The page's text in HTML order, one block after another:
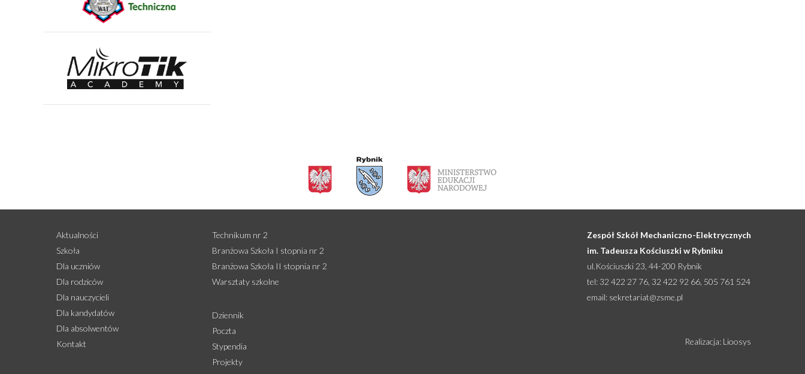
Aktualności
Szkoła
Dla uczniów
Dla rodziców
Dla nauczycieli
Dla kandydatów
Dla absolwentów
Kontakt
Technikum nr 2
Branżowa Szkoła I stopnia nr 2
Branżowa Szkoła II stopnia nr 2
Warsztaty szkolne
Dziennik
Poczta
Stypendia
Projekty
Zespół Szkół Mechaniczno-Elektrycznych
im. Tadeusza Kościuszki w Rybniku
ul.Kościuszki 23, 44-200 Rybnik
tel: 32 422 27 76, 32 422 92 66, 505 761 524
email: sekretariat@zsme.pl
Realizacja: Lioosys